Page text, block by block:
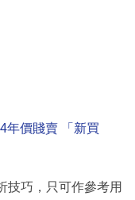
年價賤賣 「新買
技巧，只可作參考用